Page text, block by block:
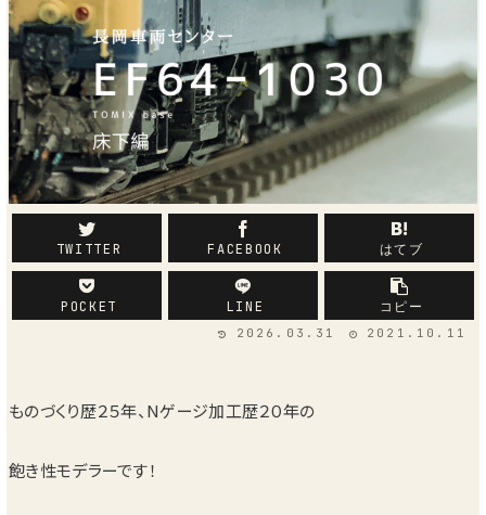
TWITTER FACEBOOK はてブ
POCKET LINE コピー
2026.03.31 2021.10.11
ものづくり歴２５年、Nゲージ加工歴２０年の
飽き性モデラーです！